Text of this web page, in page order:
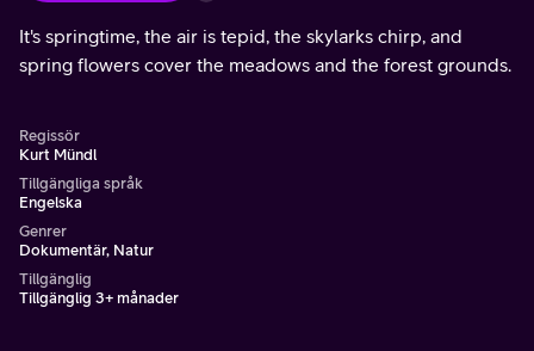
It's springtime, the air is tepid, the skylarks chirp, and
spring flowers cover the meadows and the forest grounds.
Regissör
Kurt Mündl
Tillgängliga språk
Engelska
Genrer
Dokumentär, Natur
Tillgänglig
Tillgänglig 3+ månader